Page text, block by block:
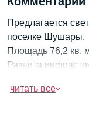
Предлагается
поселке Шушары.
Площадь 76,2 кв.
Развита
читать все